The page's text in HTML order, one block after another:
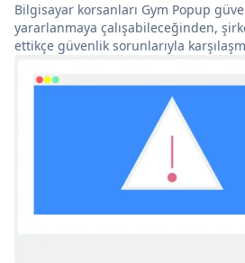
Bilgisayar korsanları Gym Popup
yararlanmaya çalışabileceğinden,
ettikçe güvenlik sorunlarıyla